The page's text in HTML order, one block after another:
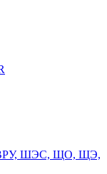
ВРУ, ШЭС, ЩО, ЩЭ,